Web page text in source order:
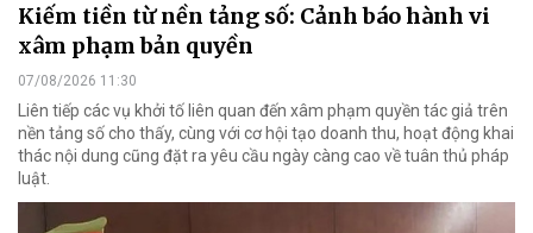
Kiếm tiền từ nền tảng số: Cảnh báo hành vi
xâm phạm bản quyền
07/08/2026 11:30
Liên tiếp các vụ khởi tố liên quan đến xâm phạm quyền tác giả trên
nền tảng số cho thấy, cùng với cơ hội tạo doanh thu, hoạt động khai
thác nội dung cũng đặt ra yêu cầu ngày càng cao về tuân thủ pháp
luật.